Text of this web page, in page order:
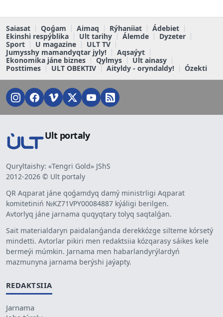
Saiasat Qoǵam Aimaq Rýhaniiat
Ádebiet
Ekinshi respýblika
Ult tarihy Álemde
Dyzeter
Sport
U magazine
ULT TV
Jumysshy mamandyqtar jyly!
Aqsaýyt
Ekonomika jáne biznes
Qylmys
Ult ainasy
Posttimes
ULT OBEKTIV Aityldy - oryndaldy! Ózekti
Ult portaly
Quryltaishy: «Tengri Gold» JShS
2012-2026 © Ult portaly
QR Aqparat jáne qoǵamdyq damý ministrligi Aqparat
komitetiniń №KZ71VPY00084887 kýáligi berilgen.
Avtorlyq jáne jarnama quqyqtary tolyq saqtalǵan.
Sait materialdaryn paidalanǵanda derekkózge silteme kórsetý
mindetti. Avtorlar pikiri men redaktsiia kózqarasy sáikes kele
bermeýi múmkin. Jarnama men habarlandyrýlardyń
mazmunyna jarnama berýshi jaýapty.
REDAKTSIIA
Jarnama